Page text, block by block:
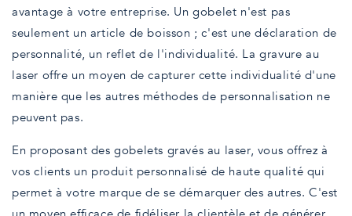
avantage à votre entreprise. Un gobelet n'est pas
seulement un article de boisson ; c'est une déclaration de
personnalité, un reflet de l'individualité. La gravure au
laser offre un moyen de capturer cette individualité d'une
manière que les autres méthodes de personnalisation ne
peuvent pas.
En proposant des gobelets gravés au laser, vous offrez à
vos clients un produit personnalisé de haute qualité qui
permet à votre marque de se démarquer des autres. C'est